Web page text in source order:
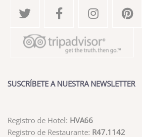
SUSCRÍBETE A NUESTRA NEWSLETTER
Registro de Hotel: HVA66
Registro de Restaurante: R47.1142